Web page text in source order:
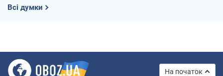
Всі думки
На початок